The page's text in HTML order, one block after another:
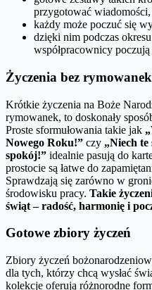
przygotować wiadomości,
każdy może poczuć się
dzięki nim podczas
współpracownicy poczują
Życzenia bez rymowanek
Krótkie życzenia na Boże
rymowanek, to doskonały
Proste sformułowania takie jak
Nowego Roku!” czy „Niech
spokój!” idealnie pasują do
prostocie są łatwe do
Sprawdzają się zarówno w
środowisku pracy. Takie
świąt – radość, harmonię i
Gotowe zbiory życzeń
Zbiory życzeń
dla tych, którzy chcą wysłać
kolekcje oferują różnorodne